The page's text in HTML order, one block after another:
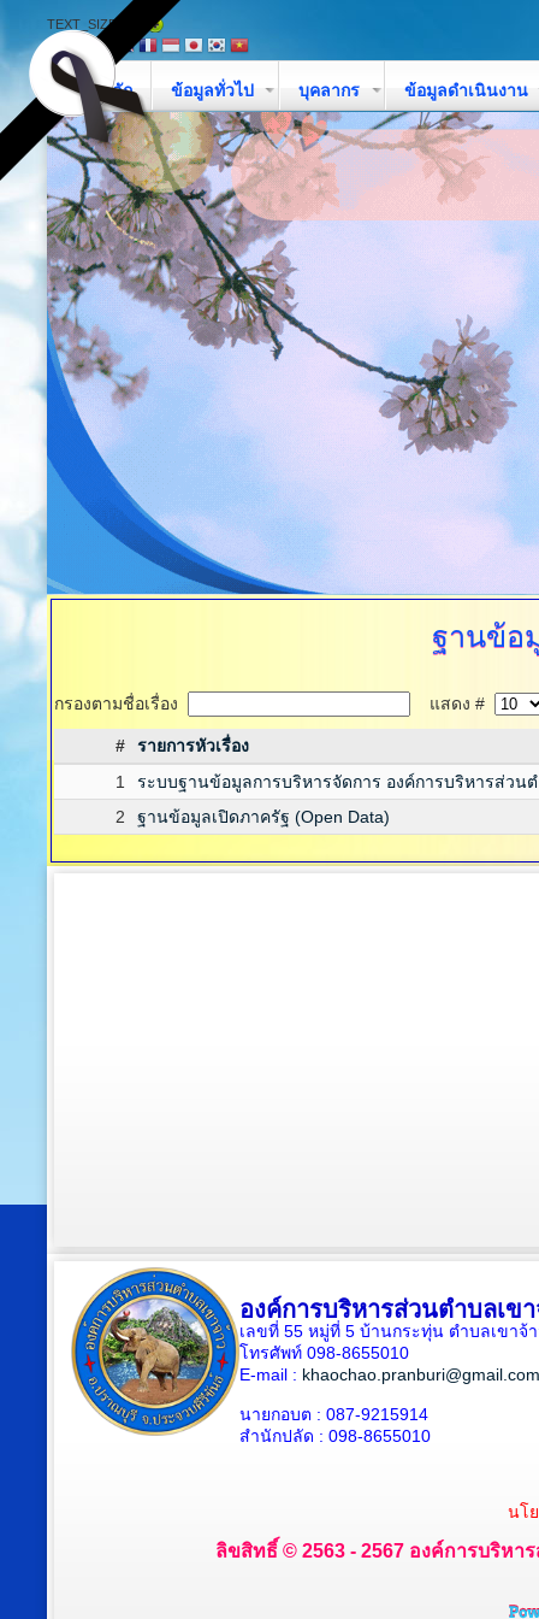
TEXT_SIZE
หน้าหลัก ข้อมูลทั่วไป บุคลากร ข้อมูลดำเนินงาน
ฐานข้อ
กรองตามชื่อเรื่อง แสดง #
#
รายการหัวเรื่อง
1
ระบบฐานข้อมูลการบริหารจัดการ องค์การบริหารส่วน
2
ฐานข้อมูลเปิดภาครัฐ (Open Data)
องค์การบริหารส่วนตำบลเข
เลขที่ 55 หมู่ที่ 5 บ้านกระทุ่น ตำบลเขาจ้
โทรศัพท์ 098-8655010
E-mail : khaochao.pranburi@gmail.com
นายกอบต : 087-9215914
สำนักปลัด : 098-8655010
นโ
ลิขสิทธิ์ © 2563 - 2567 องค์การบริหา